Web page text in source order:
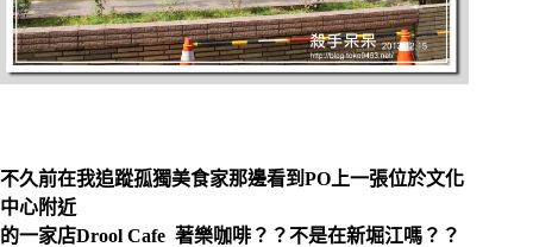
不久前在我追蹤孤獨美食家那邊看到PO上一張位於文化
中心附近
的一家店Drool Cafe 著樂咖啡？？不是在新堀江嗎？？